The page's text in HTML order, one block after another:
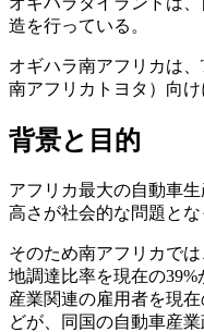
造を行っている。
オギハラ南アフリカは、
南アフリカトヨタ）向
背景と目的
アフリカ最大の自動車
高さが社会的な問題とな
そのため南アフリカで
地調達比率を現在の
産業関連の雇用者を現
どが、同国の自動車産